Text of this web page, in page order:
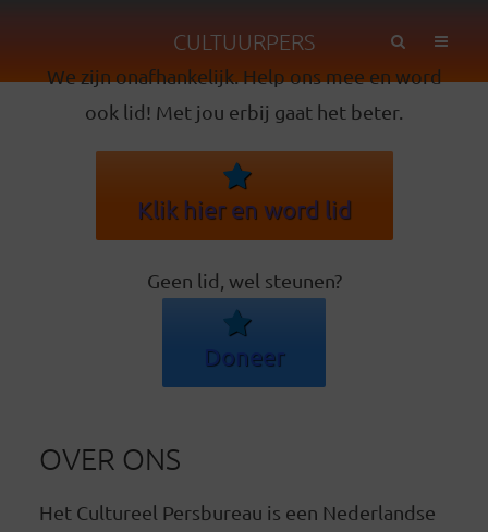
CULTUURPERS
We zijn onafhankelijk. Help ons mee en word
ook lid! Met jou erbij gaat het beter.
Klik hier en word lid
Geen lid, wel steunen?
Doneer
OVER ONS
Het Cultureel Persbureau is een Nederlandse